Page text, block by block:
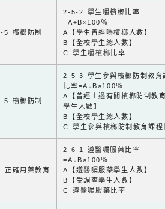
5 檳榔防制
2-5-2 學生嚼檳榔比率
=A÷B×100％
A【學生曾經嚼檳榔人數】
B【全校學生總人數】
C 學生嚼檳榔比率
5 檳榔防制
2-5-3 學生參與檳榔防制教育
比率=A÷B×100％
A【曾經上過有關檳榔防制教
學生人數】
B【全校學生總人數】
C 學生參與檳榔防制教育課程
正確用藥教育
2-6-1 遵醫囑服藥比率
=A÷B×100％
A【遵醫囑服藥學生人數】
B【受調查學生人數】
C 遵醫囑服藥比率